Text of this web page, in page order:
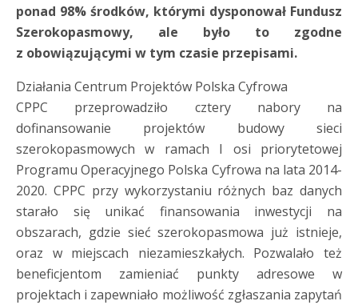
ponad 98% środków, którymi dysponował Fundusz
Szerokopasmowy, ale było to zgodne
z obowiązującymi w tym czasie przepisami.
Działania Centrum Projektów Polska Cyfrowa
CPPC przeprowadziło cztery nabory na
dofinansowanie projektów budowy sieci
szerokopasmowych w ramach I osi priorytetowej
Programu Operacyjnego Polska Cyfrowa na lata 2014-
2020. CPPC przy wykorzystaniu różnych baz danych
starało się unikać finansowania inwestycji na
obszarach, gdzie sieć szerokopasmowa już istnieje,
oraz w miejscach niezamieszkałych. Pozwalało też
beneficjentom zamieniać punkty adresowe w
projektach i zapewniało możliwość zgłaszania zapytań